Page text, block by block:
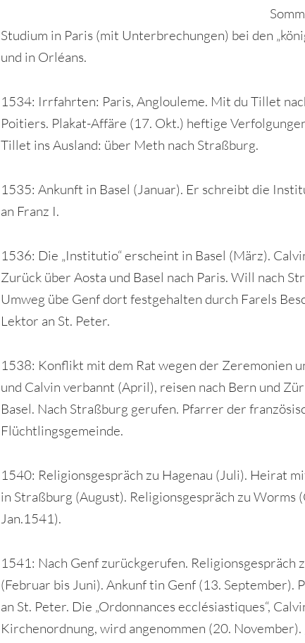
Studium in Paris (mit Unterbrechungen) bei den
und in Orléans.
1534: Irrfahrten: Paris, Anglouleme. Mit du Tillet
Poitiers. Plakat-Affäre (17. Okt.) heftige
Tillet ins Ausland: über Meth nach Straßburg.
1535: Ankunft in Basel (Januar). Er schreibt die
an Franz I.
1536: Die „Institutio“ erscheint in Basel (März).
Zurück über Aosta und Basel nach Paris. Will nach
Umweg übe Genf dort festgehalten durch Farels
Lektor an St. Peter.
1538: Konflikt mit dem Rat wegen der Zeremonien
und Calvin verbannt (April), reisen nach Bern und
Basel. Nach Straßburg gerufen. Pfarrer der
Flüchtlingsgemeinde.
1540: Religionsgespräch zu Hagenau (Juli). Heirat
in Straßburg (August). Religionsgespräch zu Worms
Jan.1541).
1541: Nach Genf zurückgerufen. Religionsgespräch
(Februar bis Juni). Ankunf tin Genf (13. September).
an St. Peter. Die „Ordonnances ecclésiastiques“,
Kirchenordnung, wird angenommen (20.